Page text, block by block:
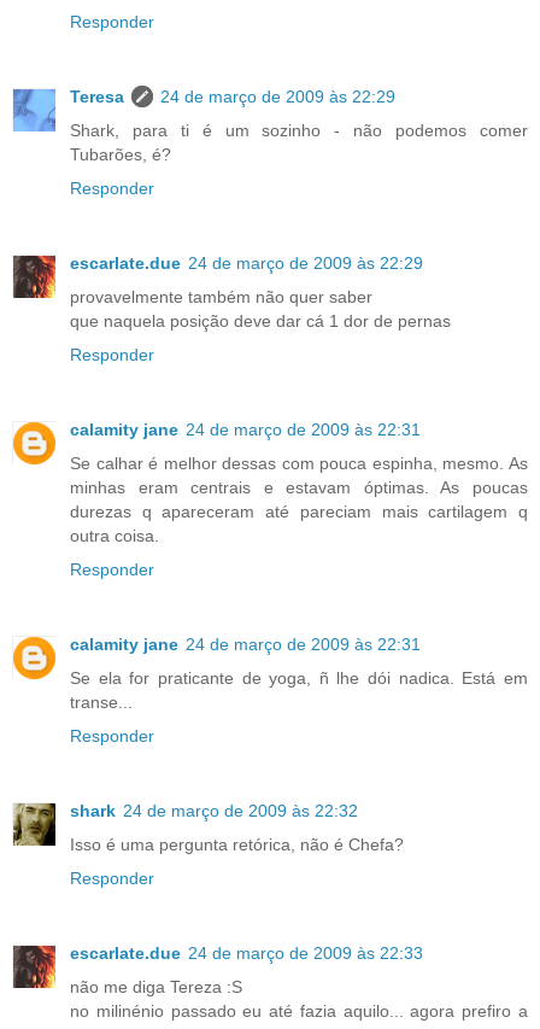
Responder
Teresa
24 de março de 2009 às 22:29
Shark, para ti é um sozinho - não podemos comer
Tubarões, é?
Responder
escarlate.due 24 de março de 2009 às 22:29
provavelmente também não quer saber
que naquela posição deve dar cá 1 dor de pernas
Responder
calamity jane 24 de março de 2009 às 22:31
Se calhar é melhor dessas com pouca espinha, mesmo. As
minhas eram centrais e estavam óptimas. As poucas
durezas q apareceram até pareciam mais cartilagem q
outra coisa.
Responder
calamity jane 24 de março de 2009 às 22:31
Se ela for praticante de yoga, ñ lhe dói nadica. Está em
transe...
Responder
shark 24 de março de 2009 às 22:32
Isso é uma pergunta retórica, não é Chefa?
Responder
escarlate.due 24 de março de 2009 às 22:33
não me diga Tereza :S
no milinénio passado eu até fazia aquilo... agora prefiro a